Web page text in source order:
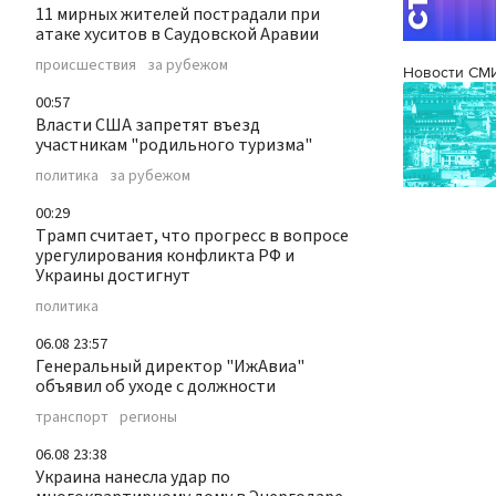
11 мирных жителей пострадали при
атаке хуситов в Саудовской Аравии
происшествия за рубежом
00:57
Власти США запретят въезд
участникам "родильного туризма"
политика за рубежом
00:29
Трамп считает, что прогресс в вопросе
урегулирования конфликта РФ и
Украины достигнут
политика
06.08 23:57
Генеральный директор "ИжАвиа"
объявил об уходе с должности
транспорт регионы
06.08 23:38
Украина нанесла удар по
Новости